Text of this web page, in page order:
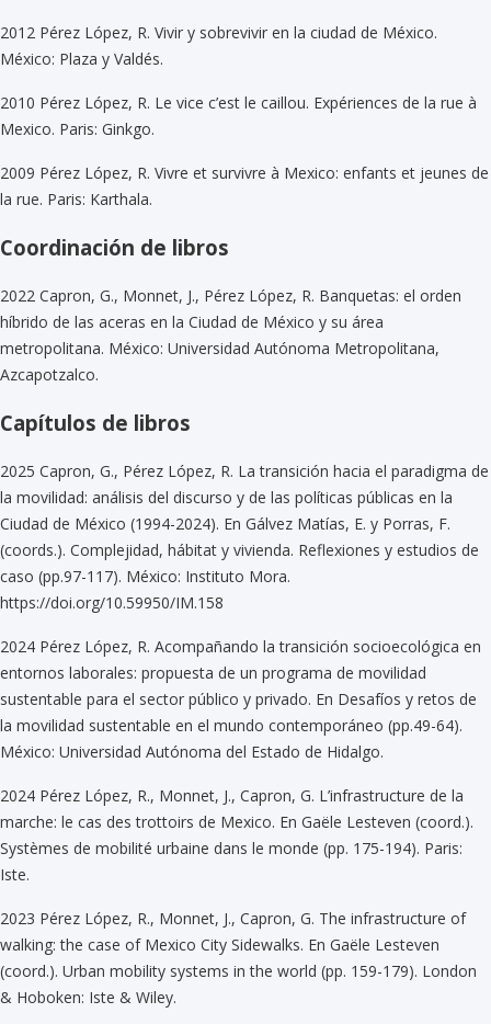
2012 Pérez López, R. Vivir y sobrevivir en la ciudad de México.
México: Plaza y Valdés.
2010 Pérez López, R. Le vice c’est le caillou. Expériences de la rue à
Mexico. Paris: Ginkgo.
2009 Pérez López, R. Vivre et survivre à Mexico: enfants et jeunes de
la rue. Paris: Karthala.
Coordinación de libros
2022 Capron, G., Monnet, J., Pérez López, R. Banquetas: el orden
híbrido de las aceras en la Ciudad de México y su área
metropolitana. México: Universidad Autónoma Metropolitana,
Azcapotzalco.
Capítulos de libros
2025 Capron, G., Pérez López, R. La transición hacia el paradigma de
la movilidad: análisis del discurso y de las políticas públicas en la
Ciudad de México (1994-2024). En Gálvez Matías, E. y Porras, F.
(coords.). Complejidad, hábitat y vivienda. Reflexiones y estudios de
caso (pp.97-117). México: Instituto Mora.
https://doi.org/10.59950/IM.158
2024 Pérez López, R. Acompañando la transición socioecológica en
entornos laborales: propuesta de un programa de movilidad
sustentable para el sector público y privado. En Desafíos y retos de
la movilidad sustentable en el mundo contemporáneo (pp.49-64).
México: Universidad Autónoma del Estado de Hidalgo.
2024 Pérez López, R., Monnet, J., Capron, G. L’infrastructure de la
marche: le cas des trottoirs de Mexico. En Gaële Lesteven (coord.).
Systèmes de mobilité urbaine dans le monde (pp. 175-194). Paris:
Iste.
2023 Pérez López, R., Monnet, J., Capron, G. The infrastructure of
walking: the case of Mexico City Sidewalks. En Gaële Lesteven
(coord.). Urban mobility systems in the world (pp. 159-179). London
& Hoboken: Iste & Wiley.